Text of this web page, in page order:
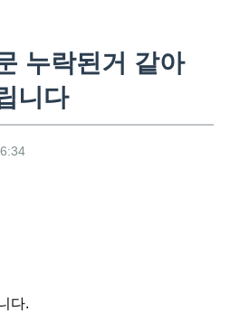
누락된거 같아
니다
다.